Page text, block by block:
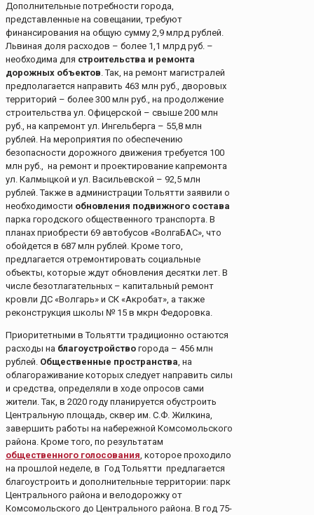
Дополнительные потребности города,
представленные на совещании, требуют
финансирования на общую сумму 2,9 млрд рублей.
Львиная доля расходов – более 1,1 млрд руб. –
необходима для строительства и ремонта
дорожных объектов. Так, на ремонт магистралей
предполагается направить 463 млн руб., дворовых
территорий – более 300 млн руб., на продолжение
строительства ул. Офицерской – свыше 200 млн
руб., на капремонт ул. Ингельберга – 55,8 млн
рублей. На мероприятия по обеспечению
безопасности дорожного движения требуется 100
млн руб., на ремонт и проектирование капремонта
ул. Калмыцкой и ул. Васильевской – 92,5 млн
рублей. Также в администрации Тольятти заявили о
необходимости обновления подвижного состава
парка городского общественного транспорта. В
планах приобрести 69 автобусов «ВолгаБАС», что
обойдется в 687 млн рублей. Кроме того,
предлагается отремонтировать социальные
объекты, которые ждут обновления десятки лет. В
числе безотлагательных – капитальный ремонт
кровли ДС «Волгарь» и СК «Акробат», а также
реконструкция школы № 15 в мкрн Федоровка.
Приоритетными в Тольятти традиционно остаются
расходы на благоустройство города – 456 млн
рублей. Общественные пространства, на
облагораживание которых следует направить силы
и средства, определяли в ходе опросов сами
жители. Так, в 2020 году планируется обустроить
Центральную площадь, сквер им. С.Ф. Жилкина,
завершить работы на набережной Комсомольского
района. Кроме того, по результатам
общественного голосования, которое проходило
на прошлой неделе, в Год Тольятти предлагается
благоустроить и дополнительные территории: парк
Центрального района и велодорожку от
Комсомольского до Центрального района. В год 75-